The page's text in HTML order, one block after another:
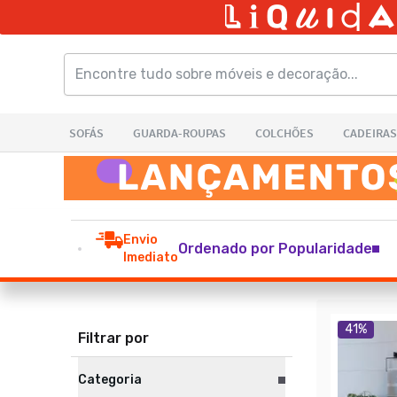
Envio
Imediato
Ordenado por Popularidade
Filtrar por
Categoria
41%